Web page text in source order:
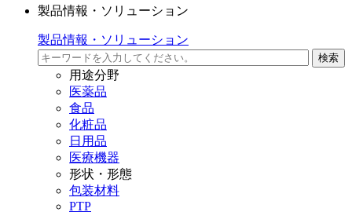
製品情報・ソリューション
製品情報・ソリューション
用途分野
医薬品
食品
化粧品
日用品
医療機器
形状・形態
包装材料
PTP